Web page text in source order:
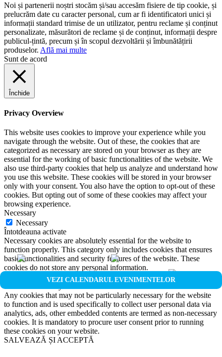
VEZI CALENDARUL EVENIMENTELOR
Noi și partenerii noștri stocăm și/sau accesăm fisiere de tip cookie, și
prelucrăm date cu caracter personal, cum ar fi identificatori unici și
informații standard trimise de un utilizator, pentru reclame și conținut
personalizate, măsurători de reclame și de conținut, informații despre
publicul-țintă, precum și în scopul dezvoltării și îmbunătățirii
produselor. Află mai multe
Sunt de acord
Închide
Privacy Overview
This website uses cookies to improve your experience while you
navigate through the website. Out of these, the cookies that are
categorized as necessary are stored on your browser as they are
essential for the working of basic functionalities of the website. We
also use third-party cookies that help us analyze and understand how
you use this website. These cookies will be stored in your browser
only with your consent. You also have the option to opt-out of these
cookies. But opting out of some of these cookies may affect your
browsing experience.
Necessary
Necessary
Întotdeauna activate
Necessary cookies are absolutely essential for the website to
function properly. This category only includes cookies that ensures
basic functionalities and security features of the website. These
cookies do not store any personal information.
Non-necessary
Any cookies that may not be particularly necessary for the website
to function and is used specifically to collect user personal data via
analytics, ads, other embedded contents are termed as non-necessary
cookies. It is mandatory to procure user consent prior to running
these cookies on your website.
SALVEAZĂ ȘI ACCEPTĂ